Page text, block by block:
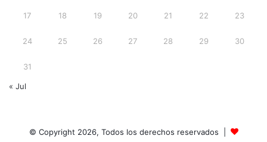
17 18 19 20 21 22 23
24 25 26 27 28 29 30
31
« Jul
© Copyright 2026, Todos los derechos reservados |